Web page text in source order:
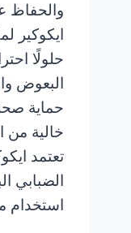
والحفاظ
ايكوكير
حلولًا
البعوض
حماية
خالية من
تعتمد
الضبابي
استخدام